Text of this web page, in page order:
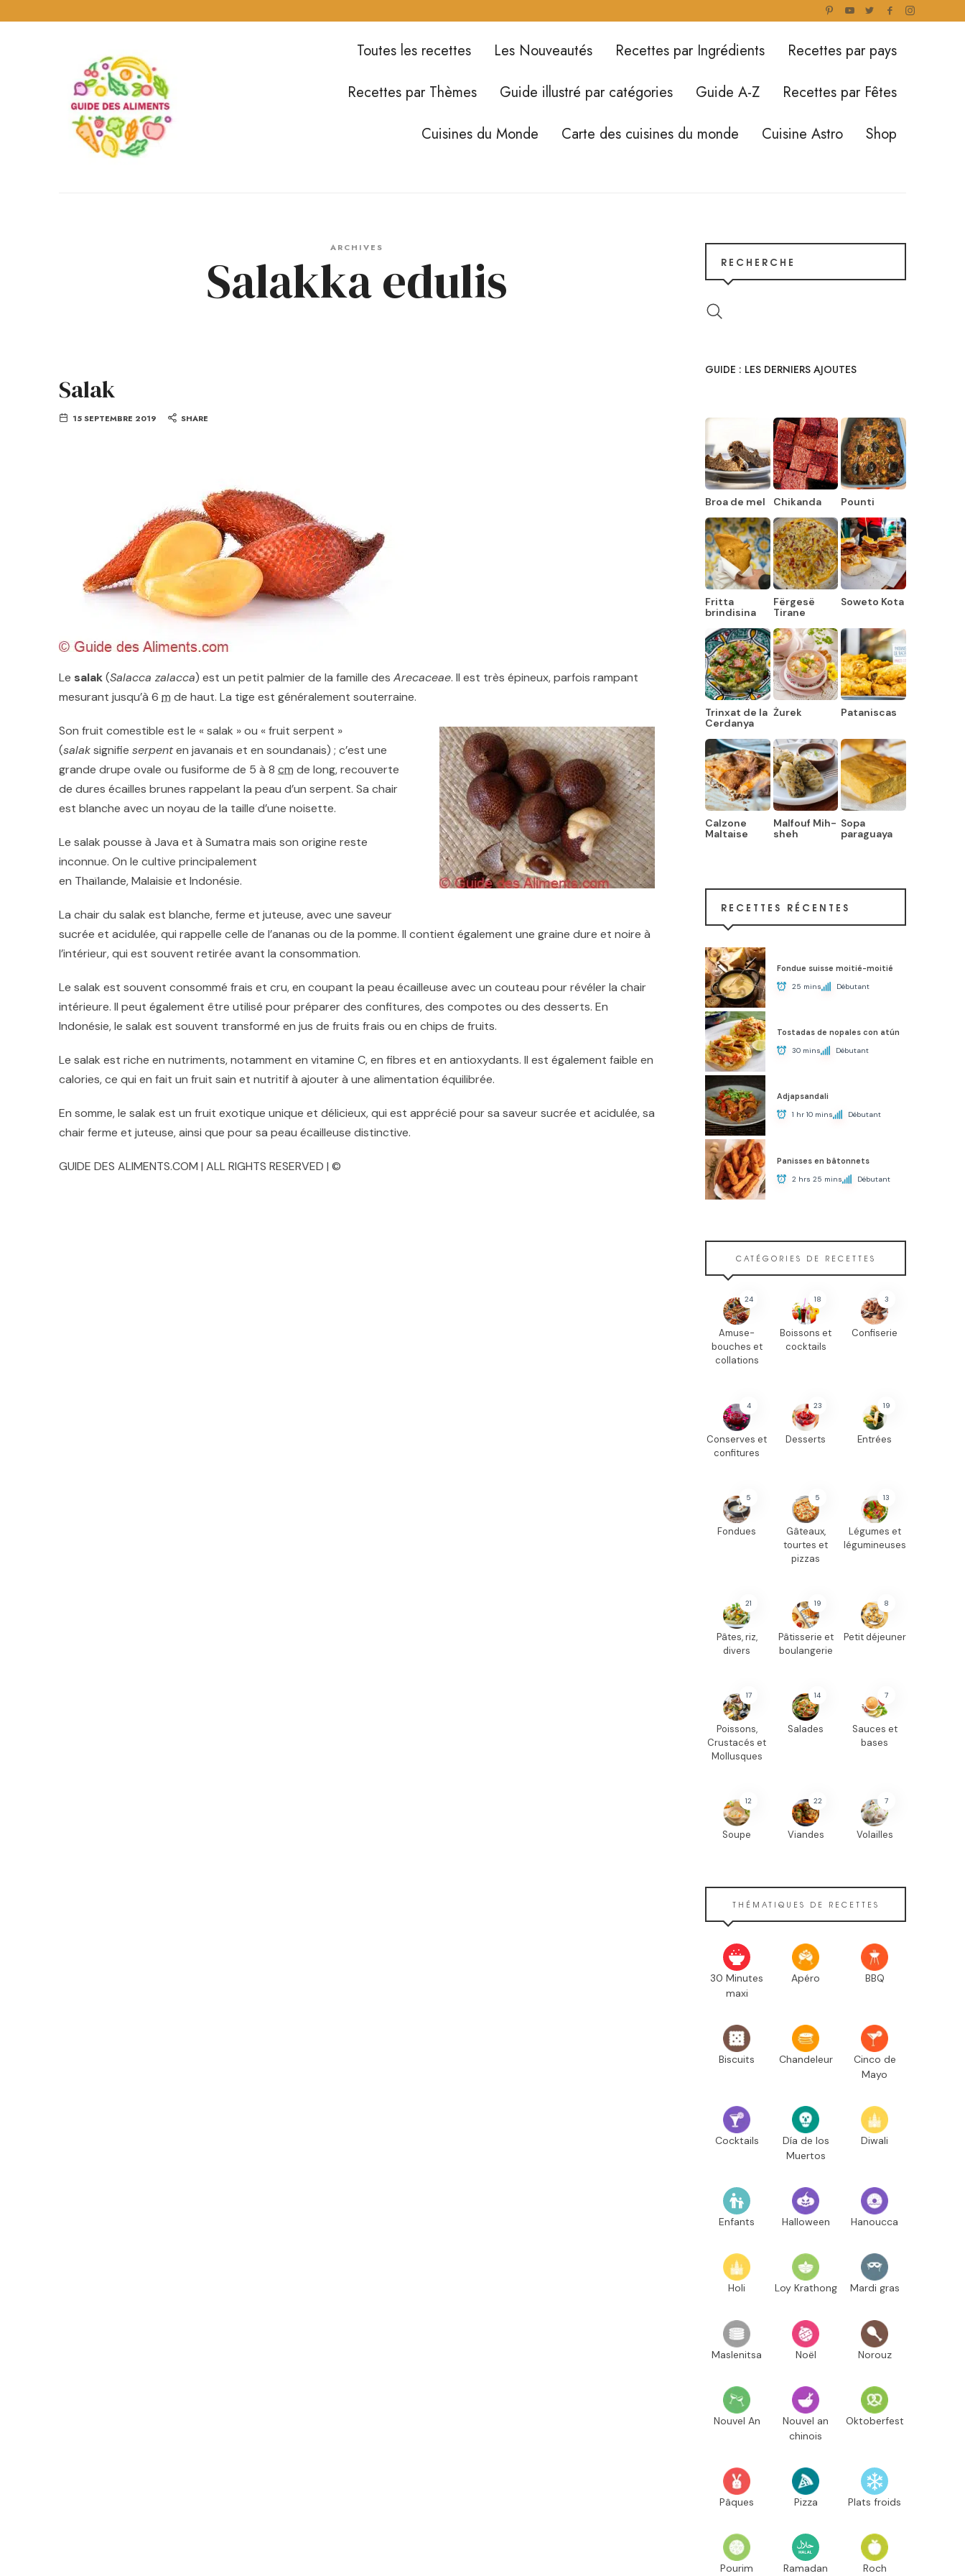
Guide
des
Aliments
Toutes les recettes Les Nouveautés Recettes par Ingrédients
Recettes par pays
Recettes par Thèmes
Guide illustré par catégories Guide A-Z
Recettes par Fêtes
Cuisines du Monde
Carte des cuisines du monde Cuisine Astro Shop
ARCHIVES
Salakka edulis
Salak
15 SEPTEMBRE 2019 SHARE
Le salak(Salacca zalacca) est un petit palmier de la famille des Arecaceae. Il est très épineux, parfois rampant
mesurant jusqu’à 6 m de haut. La tige est généralement souterraine.
Son fruit comestible est le « salak » ou « fruit serpent »
(salaksignifie serpenten javanais et en soundanais) ; c’est une
grande drupe ovale ou fusiforme de 5 à 8 cm de long, recouverte
de dures écailles brunes rappelant la peau d’un serpent. Sa chair
est blanche avec un noyau de la taille d’une noisette.
Le salak pousse à Java et à Sumatra mais son origine reste
inconnue. On le cultive principalement
en Thaïlande, Malaisie et Indonésie.
La chair du salak est blanche, ferme et juteuse, avec une saveur
sucrée et acidulée, qui rappelle celle de l’ananas ou de la pomme. Il contient également une graine dure et noire à
l’intérieur, qui est souvent retirée avant la consommation.
Le salak est souvent consommé frais et cru, en coupant la peau écailleuse avec un couteau pour révéler la chair
intérieure. Il peut également être utilisé pour préparer des confitures, des compotes ou des desserts. En
Indonésie, le salak est souvent transformé en jus de fruits frais ou en chips de fruits.
Le salak est riche en nutriments, notamment en vitamine C, en fibres et en antioxydants. Il est également faible en
calories, ce qui en fait un fruit sain et nutritif à ajouter à une alimentation équilibrée.
En somme, le salak est un fruit exotique unique et délicieux, qui est apprécié pour sa saveur sucrée et acidulée, sa
chair ferme et juteuse, ainsi que pour sa peau écailleuse distinctive.
GUIDE DES ALIMENTS.COM | ALL RIGHTS RESERVED | ©
RECHERCHE
GUIDE : LES DERNIERS AJOUTES
Broa de mel Chikanda Pounti
Fritta
brindisina
Fërgesë
Tirane
Soweto Kota
Trinxat de la
Cerdanya
Żurek Pataniscas
Calzone
Maltaise
Malfouf Mih-
sheh
Sopa
paraguaya
RECETTES RÉCENTES
Fondue suisse moitié-moitié
25 mins Débutant
Tostadas de nopales con atún
30 mins Débutant
Adjapsandali
1 hr 10 mins Débutant
Panisses en bâtonnets
2 hrs 25 mins Débutant
CATÉGORIES DE RECETTES
24
Amuse-
bouches et
collations
18
Boissons et
cocktails
3
Confiserie
4
Conserves et
confitures
23
Desserts
19
Entrées
5
Fondues
5
Gâteaux,
tourtes et
pizzas
13
Légumes et
légumineuses
21
Pâtes, riz,
divers
19
Pâtisserie et
boulangerie
8
Petit déjeuner
17
Poissons,
Crustacés et
Mollusques
14
Salades
7
Sauces et
bases
12
Soupe
22
Viandes
7
Volailles
THÉMATIQUES DE RECETTES
30 Minutes
maxi
Apéro BBQ
Biscuits Chandeleur
Cinco de
Mayo
Cocktails
Día de los
Muertos
Diwali
Enfants Halloween Hanoucca
Holi Loy Krathong Mardi gras
Maslenitsa Noël Norouz
Nouvel An
Nouvel an
chinois
Oktoberfest
Pâques Pizza Plats froids
Pourim Ramadan Roch